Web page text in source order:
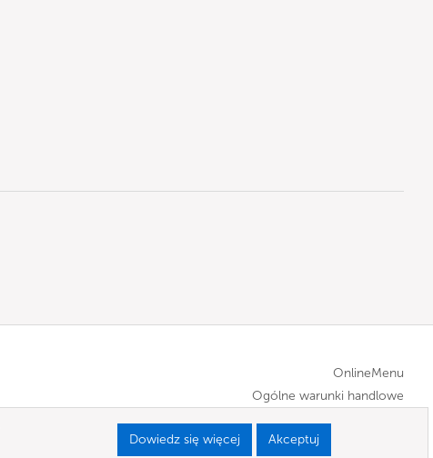
OnlineMenu
Ogólne warunki handlowe
Dowiedz się więcej Akceptuj